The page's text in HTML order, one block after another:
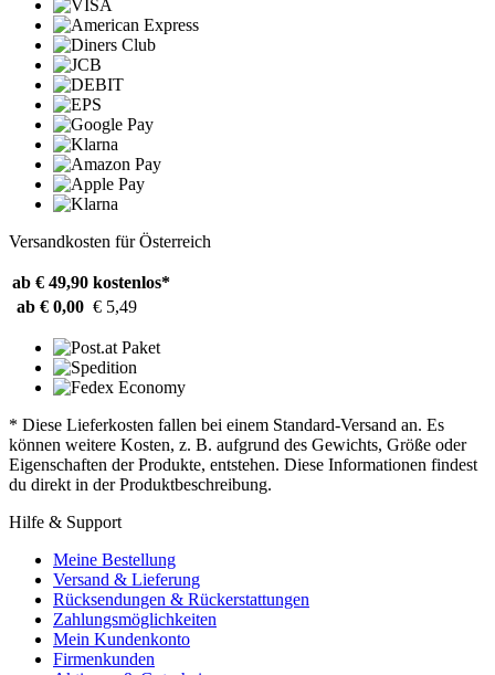
Versandkosten für Österreich
ab € 49,90 kostenlos*
ab € 0,00 € 5,49
* Diese Lieferkosten fallen bei einem Standard-Versand an. Es
können weitere Kosten, z. B. aufgrund des Gewichts, Größe oder
Eigenschaften der Produkte, entstehen. Diese Informationen findest
du direkt in der Produktbeschreibung.
Hilfe & Support
Meine Bestellung
Versand & Lieferung
Rücksendungen & Rückerstattungen
Zahlungsmöglichkeiten
Mein Kundenkonto
Firmenkunden